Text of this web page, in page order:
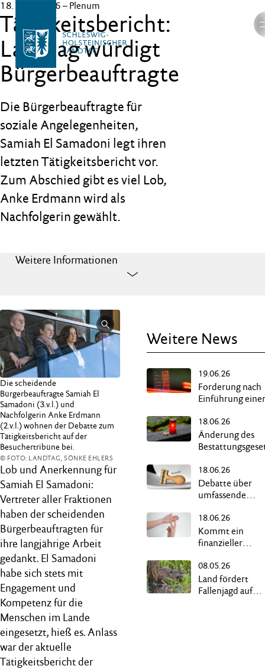
18. März 2026 – Plenum
Tätigkeitsbericht:
Landtag würdigt
Bürgerbeauftragte
Die Bürgerbeauftragte für
soziale Angelegenheiten,
Samiah El Samadoni legt ihren
letzten Tätigkeitsbericht vor.
Zum Abschied gibt es viel Lob,
Anke Erdmann wird als
Nachfolgerin gewählt.
Weitere Informationen
Die scheidende
Bürgerbeauftragte Samiah El
Samadoni (3.v.l.) und
Nachfolgerin Anke Erdmann
(2.v.l.) wohnen der Debatte zum
Tätigkeitsbericht auf der
Besuchertribüne bei.
© FOTO: LANDTAG, SÖNKE EHLERS
Lob und Anerkennung für
Samiah El Samadoni:
Vertreter aller Fraktionen
haben der scheidenden
Bürgerbeauftragten für
ihre langjährige Arbeit
gedankt. El Samadoni
habe sich stets mit
Engagement und
Kompetenz für die
Menschen im Lande
eingesetzt, hieß es. Anlass
war der aktuelle
Tätigkeitsbericht der
Weitere News
19.06.26
Forderung nach
Einführung
18.06.26
Änderung des
„Reerdigung“
18.06.26
Debatte über
umfassende
Wirtschaft
18.06.26
Kommt ein
finanzieller
Gehörlose?
08.05.26
Land fördert
Fallenjagd auf